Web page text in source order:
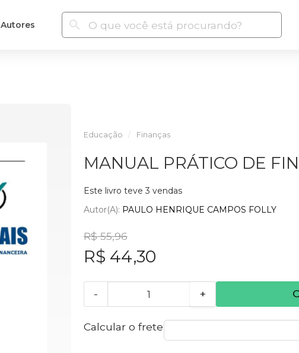
Autores
Educação Finanças
MANUAL PRÁTICO DE
Este livro teve 3 vendas
Autor(a): PAULO HENRIQUE CAMPOS FOLLY
R$ 55,96
R$ 44,30
- +
Calcular o frete